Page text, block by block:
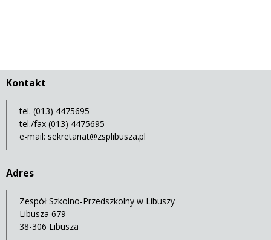
Kontakt
tel. (013) 4475695
tel./fax (013) 4475695
e-mail: sekretariat@zsplibusza.pl
Adres
Zespół Szkolno-Przedszkolny w Libuszy
Libusza 679
38-306 Libusza